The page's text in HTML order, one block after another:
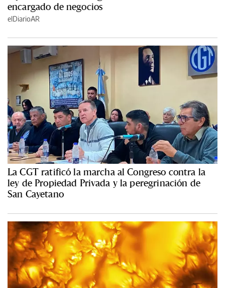
encargado de negocios
elDiarioAR
La CGT ratificó la marcha al Congreso contra la
ley de Propiedad Privada y la peregrinación de
San Cayetano